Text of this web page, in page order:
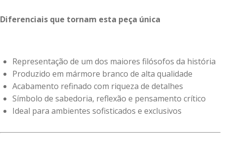
Diferenciais que tornam esta peça única
Representação de um dos maiores filósofos da história
Produzido em mármore branco de alta qualidade
Acabamento refinado com riqueza de detalhes
Símbolo de sabedoria, reflexão e pensamento crítico
Ideal para ambientes sofisticados e exclusivos